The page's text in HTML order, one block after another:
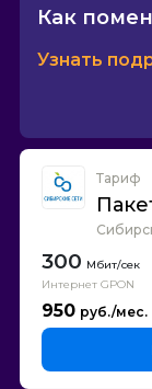
Как
Узнать
Тариф
300
Интернет GPON
950